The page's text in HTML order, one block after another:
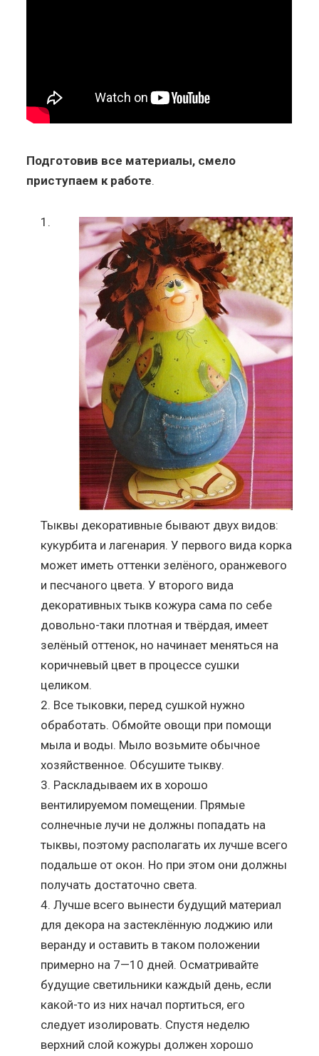
Подготовив все материалы, смело
приступаем к работе.
Тыквы декоративные бывают двух видов:
кукурбита и лагенария. У первого вида корка
может иметь оттенки зелёного, оранжевого
и песчаного цвета. У второго вида
декоративных тыкв кожура сама по себе
довольно-таки плотная и твёрдая, имеет
зелёный оттенок, но начинает меняться на
коричневый цвет в процессе сушки
целиком.
Все тыковки, перед сушкой нужно
обработать. Обмойте овощи при помощи
мыла и воды. Мыло возьмите обычное
хозяйственное. Обсушите тыкву.
Раскладываем их в хорошо
вентилируемом помещении. Прямые
солнечные лучи не должны попадать на
тыквы, поэтому располагать их лучше всего
подальше от окон. Но при этом они должны
получать достаточно света.
Лучше всего вынести будущий материал
для декора на застеклённую лоджию или
веранду и оставить в таком положении
примерно на 7—10 дней. Осматривайте
будущие светильники каждый день, если
какой-то из них начал портиться, его
следует изолировать. Спустя неделю
верхний слой кожуры должен хорошо